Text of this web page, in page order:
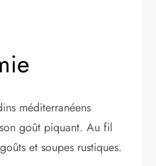
méditerranéens
goût piquant. Au fil
et soupes rustiques.